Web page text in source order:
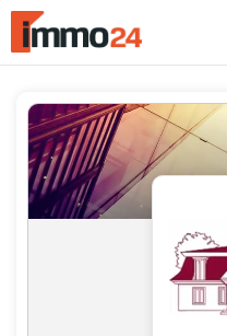
Accessibility
Modus
Navigation
zum
Inhalt